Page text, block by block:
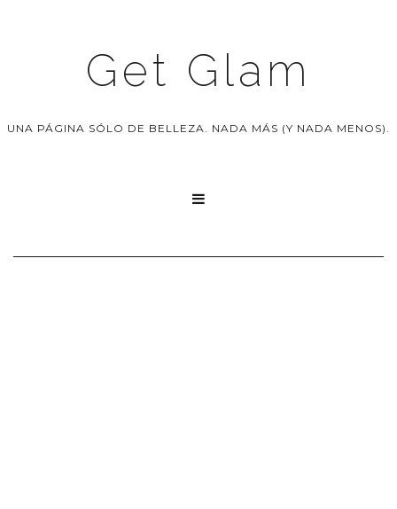
Get Glam
UNA PÁGINA SÓLO DE BELLEZA. NADA MÁS (Y NADA MENOS).
